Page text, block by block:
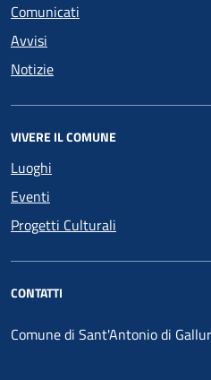
Comunicati
Avvisi
Notizie
VIVERE IL COMUNE
Luoghi
Eventi
Progetti Culturali
CONTATTI
Comune di Sant'Antonio di